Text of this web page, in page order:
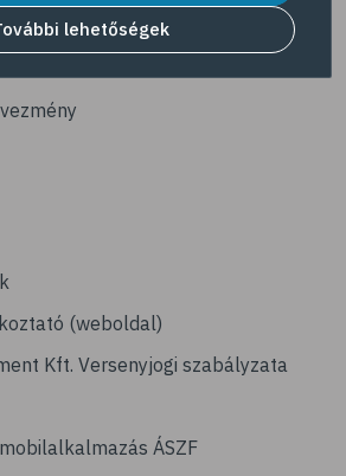
(weboldal)
Kft. Versenyjogi szabályzata
ÁSZF
lehetőségek